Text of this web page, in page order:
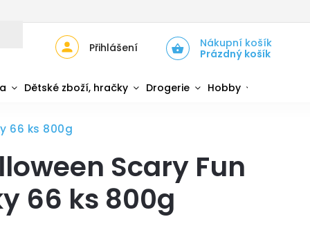
Nákupní košík
Prázdný košík
Přihlášení
Dětské zboží, hračky Drogerie Hobby
66 ks 800g
Scary Fun
66 ks 800g